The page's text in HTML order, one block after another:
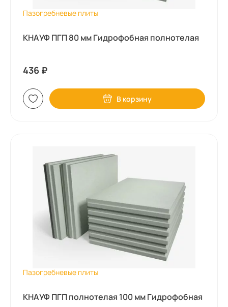
Пазогребневые плиты
КНАУФ ПГП 80 мм Гидрофобная полнотелая
436 ₽
В корзину
Пазогребневые плиты
КНАУФ ПГП полнотелая 100 мм Гидрофобная